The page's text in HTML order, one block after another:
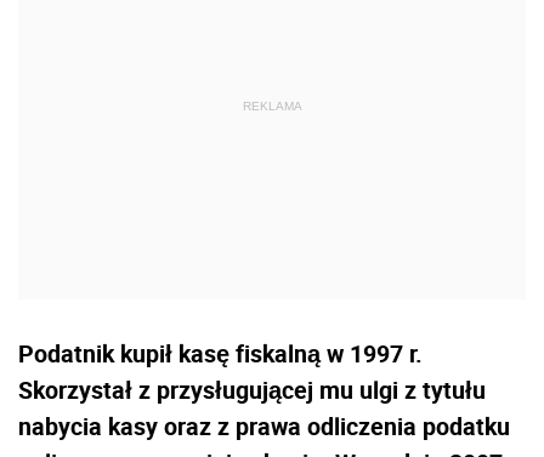
Podatnik kupił kasę fiskalną w 1997 r.
Skorzystał z przysługującej mu ulgi z tytułu
nabycia kasy oraz z prawa odliczenia podatku